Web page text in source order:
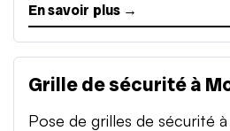
En savoir plus →
Grille de sécurité à
Pose de grilles de sécurité